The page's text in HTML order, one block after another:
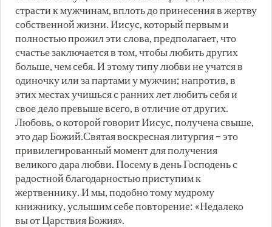
страсти к мужчинам, вплоть до принесения в жертву
собственной жизни. Иисус, который первым и
полностью прожил эти слова, предполагает, что
счастье заключается в том, чтобы любить других
больше, чем себя. И этому типу любви не учатся в
одиночку или за партами у мужчин; напротив, в
этих местах учишься с ранних лет любить себя и
свое дело превыше всего, в отличие от других.
Любовь, о которой говорит Иисус, получена свыше,
это дар Божий.Святая воскресная литургия – это
привилегированный момент для получения
великого дара любви. Посему в день Господень с
радостной благодарностью приступим к
жертвеннику. И мы, подобно тому мудрому
книжнику, услышим себе повторение: «Недалеко
вы от Царствия Божия».